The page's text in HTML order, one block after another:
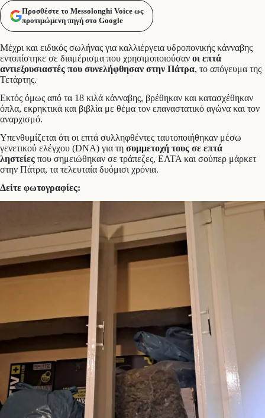
Προσθέστε το Messolonghi Voice ως
προτιμώμενη πηγή στο Google
Μέχρι και ειδικός σωλήνας για καλλιέργεια υδροπονικής κάνναβης
εντοπίστηκε σε διαμέρισμα που χρησιμοποιούσαν οι επτά
αντιεξουσιαστές που συνελήφθησαν στην Πάτρα, το απόγευμα της
Τετάρτης.
Εκτός όμως από τα 18 κιλά κάνναβης, βρέθηκαν και κατασχέθηκαν
όπλα, εκρηκτικά και βιβλία με θέμα τον επαναστατικό αγώνα και τον
αναρχισμό.
Υπενθυμίζεται ότι οι επτά συλληφθέντες ταυτοποιήθηκαν μέσω
γενετικού ελέγχου (DNA) για τη συμμετοχή τους σε επτά
ληστείες που σημειώθηκαν σε τράπεζες, ΕΛΤΑ και σούπερ μάρκετ
στην Πάτρα, τα τελευταία δυόμισι χρόνια.
Δείτε φωτογραφίες: